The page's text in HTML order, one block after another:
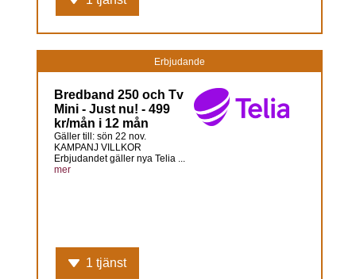
Erbjudande
Bredband 250 och Tv
Mini - Just nu! - 499
kr/mån i 12 mån
Gäller till: sön 22 nov.
KAMPANJ VILLKOR
Erbjudandet gäller nya Telia ...
mer
1 tjänst